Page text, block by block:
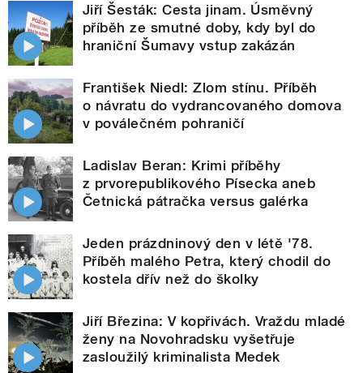
Jiří Šesták: Cesta jinam. Úsměvný
příběh ze smutné doby, kdy byl do
hraniční Šumavy vstup zakázán
František Niedl: Zlom stínu. Příběh
o návratu do vydrancovaného domova
v poválečném pohraničí
Ladislav Beran: Krimi příběhy
z prvorepublikového Písecka aneb
Četnická pátračka versus galérka
Jeden prázdninový den v létě '78.
Příběh malého Petra, který chodil do
kostela dřív než do školky
Jiří Březina: V kopřivách. Vraždu mladé
ženy na Novohradsku vyšetřuje
zasloužilý kriminalista Medek